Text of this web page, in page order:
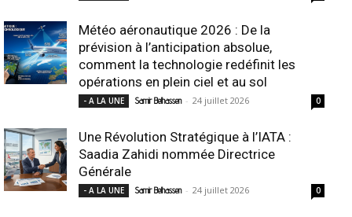
Météo aéronautique 2026 : De la
prévision à l’anticipation absolue,
comment la technologie redéfinit les
opérations en plein ciel et au sol
- A LA UNE Samir Belhassen - 24 juillet 2026 0
Une Révolution Stratégique à l’IATA :
Saadia Zahidi nommée Directrice
Générale
- A LA UNE Samir Belhassen - 24 juillet 2026 0